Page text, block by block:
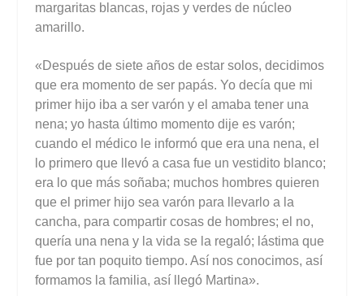
margaritas blancas, rojas y verdes de núcleo
amarillo.
«Después de siete años de estar solos, decidimos
que era momento de ser papás. Yo decía que mi
primer hijo iba a ser varón y el amaba tener una
nena; yo hasta último momento dije es varón;
cuando el médico le informó que era una nena, el
lo primero que llevó a casa fue un vestidito blanco;
era lo que más soñaba; muchos hombres quieren
que el primer hijo sea varón para llevarlo a la
cancha, para compartir cosas de hombres; el no,
quería una nena y la vida se la regaló; lástima que
fue por tan poquito tiempo. Así nos conocimos, así
formamos la familia, así llegó Martina».